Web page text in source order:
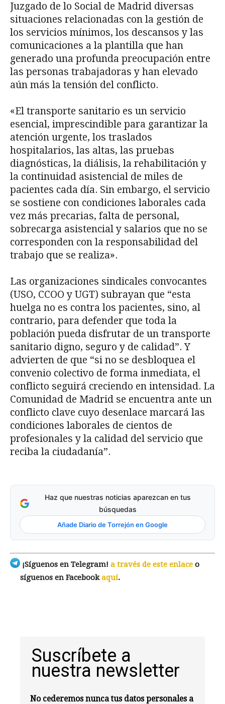
Juzgado de lo Social de Madrid diversas
situaciones relacionadas con la gestión de
los servicios mínimos, los descansos y las
comunicaciones a la plantilla que han
generado una profunda preocupación entre
las personas trabajadoras y han elevado
aún más la tensión del conflicto.
«El transporte sanitario es un servicio
esencial, imprescindible para garantizar la
atención urgente, los traslados
hospitalarios, las altas, las pruebas
diagnósticas, la diálisis, la rehabilitación y
la continuidad asistencial de miles de
pacientes cada día. Sin embargo, el servicio
se sostiene con condiciones laborales cada
vez más precarias, falta de personal,
sobrecarga asistencial y salarios que no se
corresponden con la responsabilidad del
trabajo que se realiza».
Las organizaciones sindicales convocantes
(USO, CCOO y UGT) subrayan que “esta
huelga no es contra los pacientes, sino, al
contrario, para defender que toda la
población pueda disfrutar de un transporte
sanitario digno, seguro y de calidad”. Y
advierten de que “si no se desbloquea el
convenio colectivo de forma inmediata, el
conflicto seguirá creciendo en intensidad. La
Comunidad de Madrid se encuentra ante un
conflicto clave cuyo desenlace marcará las
condiciones laborales de cientos de
profesionales y la calidad del servicio que
reciba la ciudadanía”.
Haz que nuestras noticias aparezcan en tus
búsquedas
Añade Diario de Torrejón en Google
¡Síguenos en Telegram! a través de este enlace o
síguenos en Facebookaquí.
Suscríbete a
nuestra newsletter
No cederemos nunca tus datos personales a